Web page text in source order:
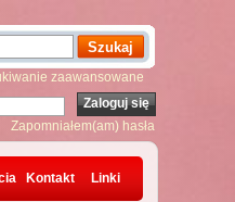
zaawansowane
Zapomniałem(am) hasła
Kontakt Linki